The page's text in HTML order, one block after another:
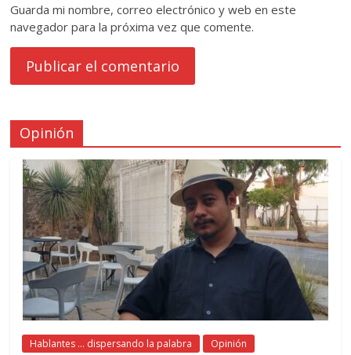
Guarda mi nombre, correo electrónico y web en este
navegador para la próxima vez que comente.
Opinión
Hablantes ... dispersando la palabra Opinión